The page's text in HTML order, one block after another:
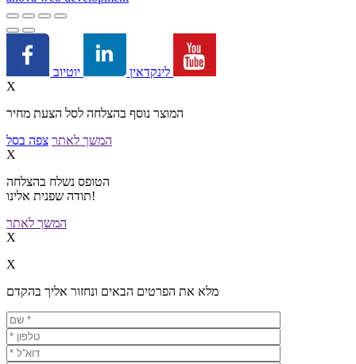
לינקדאין
X
המוצר נוסף בהצלחה לסל הצעת מחיר
המשך לאתר צפה בסל
X
הטופס נשלח בהצלחה
תודה שפנית אלינו!
המשך לאתר
X
X
מלא את הפרטים הבאים ונחזור אליך בהקדם